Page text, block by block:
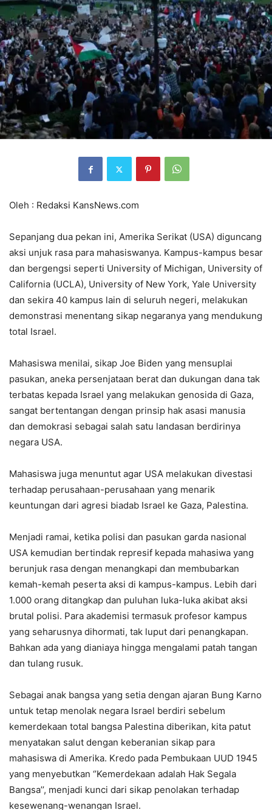
Oleh : Redaksi KansNews.com
Sepanjang dua pekan ini, Amerika Serikat (USA) diguncang
aksi unjuk rasa para mahasiswanya. Kampus-kampus besar
dan bergengsi seperti University of Michigan, University of
California (UCLA), University of New York, Yale University
dan sekira 40 kampus lain di seluruh negeri, melakukan
demonstrasi menentang sikap negaranya yang mendukung
total Israel.
Mahasiswa menilai, sikap Joe Biden yang mensuplai
pasukan, aneka persenjataan berat dan dukungan dana tak
terbatas kepada Israel yang melakukan genosida di Gaza,
sangat bertentangan dengan prinsip hak asasi manusia
dan demokrasi sebagai salah satu landasan berdirinya
negara USA.
Mahasiswa juga menuntut agar USA melakukan divestasi
terhadap perusahaan-perusahaan yang menarik
keuntungan dari agresi biadab Israel ke Gaza, Palestina.
Menjadi ramai, ketika polisi dan pasukan garda nasional
USA kemudian bertindak represif kepada mahasiwa yang
berunjuk rasa dengan menangkapi dan membubarkan
kemah-kemah peserta aksi di kampus-kampus. Lebih dari
1.000 orang ditangkap dan puluhan luka-luka akibat aksi
brutal polisi. Para akademisi termasuk profesor kampus
yang seharusnya dihormati, tak luput dari penangkapan.
Bahkan ada yang dianiaya hingga mengalami patah tangan
dan tulang rusuk.
Sebagai anak bangsa yang setia dengan ajaran Bung Karno
untuk tetap menolak negara Israel berdiri sebelum
kemerdekaan total bangsa Palestina diberikan, kita patut
menyatakan salut dengan keberanian sikap para
mahasiswa di Amerika. Kredo pada Pembukaan UUD 1945
yang menyebutkan ‘’Kemerdekaan adalah Hak Segala
Bangsa’’, menjadi kunci dari sikap penolakan terhadap
kesewenang-wenangan Israel.